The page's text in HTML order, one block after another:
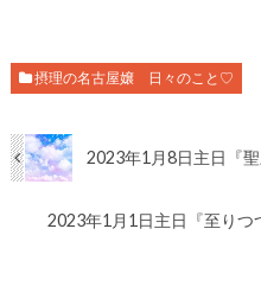
摂理の名古屋嬢 日々のこと♡
2023年1月8日主日『
2023年1月1日主日『至りつ